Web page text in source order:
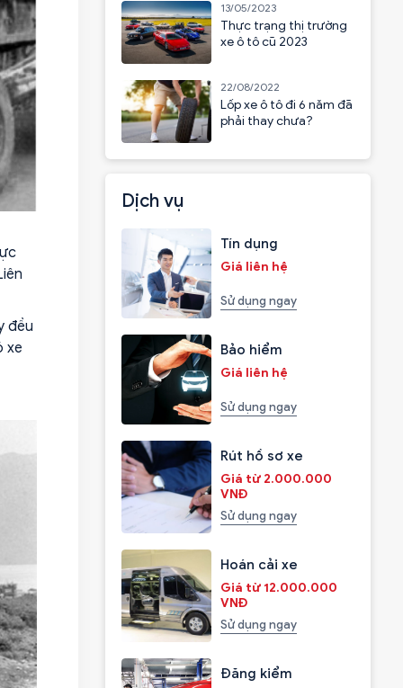
đều
xe
13/05/2023
Thực trạng thị trường
xe ô tô cũ 2023
22/08/2022
Lốp xe ô tô đi 6 năm đã
phải thay chưa?
Dịch vụ
Tín dụng
Giá liên hệ
Sử dụng ngay
Bảo hiểm
Giá liên hệ
Sử dụng ngay
Rút hồ sơ xe
Giá từ 2.000.000
VNĐ
Sử dụng ngay
Hoán cải xe
Giá từ 12.000.000
VNĐ
Sử dụng ngay
Đăng kiểm